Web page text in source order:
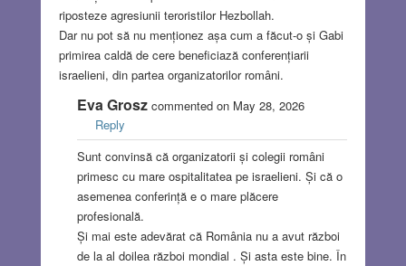
riposteze agresiunii teroristilor Hezbollah.
Dar nu pot să nu menționez așa cum a făcut-o și Gabi
primirea caldă de cere beneficiază conferențiarii
israelieni, din partea organizatorilor români.
Eva Groszcommented on May 28, 2026
Reply
Sunt convinsă că organizatorii și colegii români
primesc cu mare ospitalitatea pe israelieni. Și că o
asemenea conferință e o mare plăcere
profesională.
Și mai este adevărat că România nu a avut război
de la al doilea război mondial . Și asta este bine. În